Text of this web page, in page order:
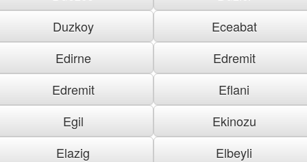
Duzkoy
Eceabat
Edirne
Edremit
Edremit
Eflani
Egil
Ekinozu
Elazig
Elbeyli